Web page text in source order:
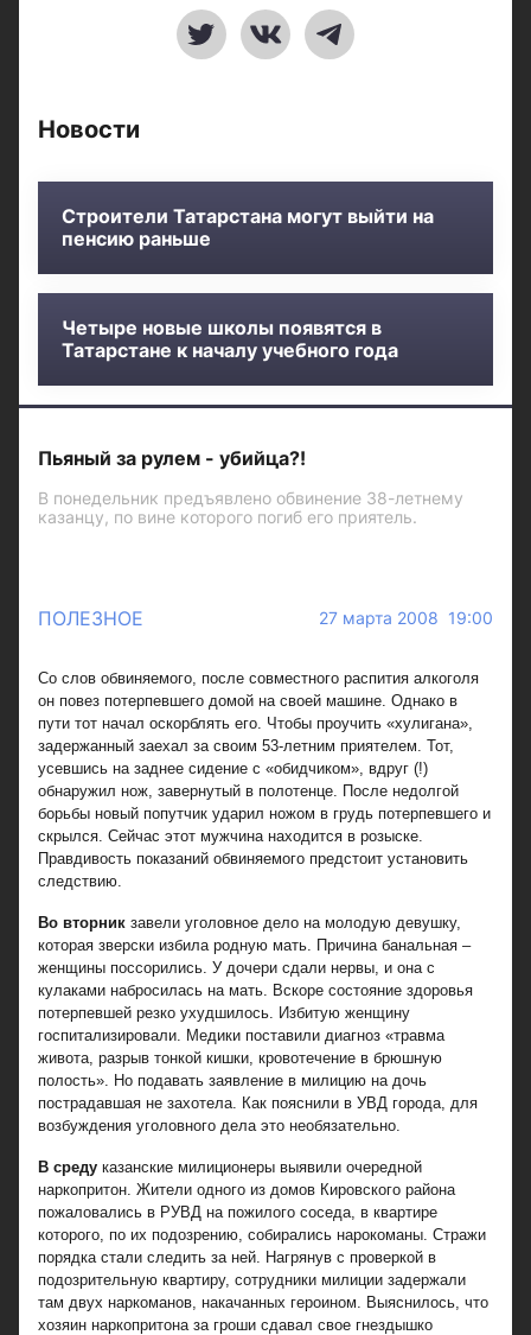
Новости
Строители Татарстана могут выйти на
пенсию раньше
Четыре новые школы появятся в
Татарстане к началу учебного года
Пьяный за рулем - убийца?!
В понедельник предъявлено обвинение 38-летнему
казанцу, по вине которого погиб его приятель.
ПОЛЕЗНОЕ 27 марта 2008 19:00
Со слов обвиняемого, после совместного распития алкоголя
он повез потерпевшего домой на своей машине. Однако в
пути тот начал оскорблять его. Чтобы проучить «хулигана»,
задержанный заехал за своим 53-летним приятелем. Тот,
усевшись на заднее сидение с «обидчиком», вдруг (!)
обнаружил нож, завернутый в полотенце. После недолгой
борьбы новый попутчик ударил ножом в грудь потерпевшего и
скрылся. Сейчас этот мужчина находится в розыске.
Правдивость показаний обвиняемого предстоит установить
следствию.
Во вторник завели уголовное дело на молодую девушку,
которая зверски избила родную мать. Причина банальная –
женщины поссорились. У дочери сдали нервы, и она с
кулаками набросилась на мать. Вскоре состояние здоровья
потерпевшей резко ухудшилось. Избитую женщину
госпитализировали. Медики поставили диагноз «травма
живота, разрыв тонкой кишки, кровотечение в брюшную
полость». Но подавать заявление в милицию на дочь
пострадавшая не захотела. Как пояснили в УВД города, для
возбуждения уголовного дела это необязательно.
В среду казанские милиционеры выявили очередной
наркопритон. Жители одного из домов Кировского района
пожаловались в РУВД на пожилого соседа, в квартире
которого, по их подозрению, собирались нарокоманы. Стражи
порядка стали следить за ней. Нагрянув с проверкой в
подозрительную квартиру, сотрудники милиции задержали
там двух наркоманов, накачанных героином. Выяснилось, что
хозяин наркопритона за гроши сдавал свое гнездышко